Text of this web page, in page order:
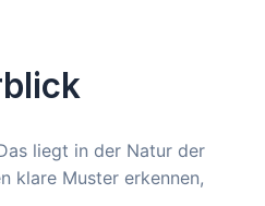
liegt in der Natur der
klare Muster erkennen,